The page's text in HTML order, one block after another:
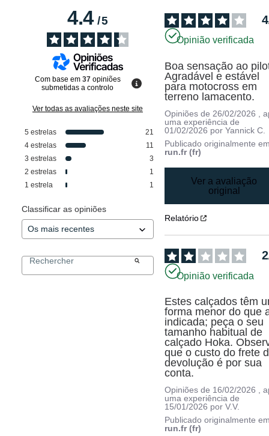
4.4/5
Com base em 37 opiniões
submetidas a controlo
Ver todas as avaliações neste site
5 estrelas
21
4 estrelas
11
3 estrelas
3
2 estrelas
1
1 estrela 1
Classificar as opiniões
4
Opinião verificada
Boa sensação ao
Agradável e estável
para motocross em
terreno lamacento.
Opiniões de 26/02/2026
,
uma experiência de
01/02/2026 porYannick C.
Publicado originalmente
run.fr (fr)
Ver a avaliação
original
Relatório
2
Opinião verificada
Estes calçados têm
forma menor do que
indicada; peça o seu
tamanho habitual de
calçado Hoka.
que o custo do frete
devolução é por sua
conta.
Opiniões de 16/02/2026 ,
uma experiência de
15/01/2026 porV.V.
Publicado originalmente
run.fr (fr)